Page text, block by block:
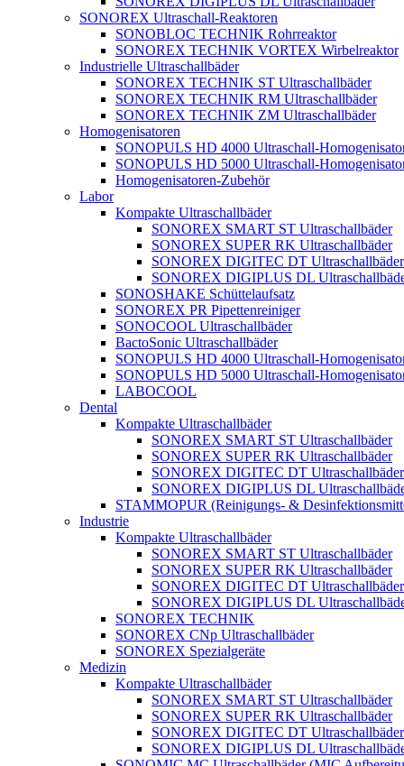
SONOREX Ultraschall-Reaktoren
SONOBLOC TECHNIK Rohrreaktor
SONOREX TECHNIK VORTEX Wirbelreaktor
Industrielle Ultraschallbäder
SONOREX TECHNIK ST Ultraschallbäder
SONOREX TECHNIK RM Ultraschallbäder
SONOREX TECHNIK ZM Ultraschallbäder
Homogenisatoren
SONOPULS HD 4000 Ultraschall-
SONOPULS HD 5000 Ultraschall-
Homogenisatoren-Zubehör
Labor
Kompakte Ultraschallbäder
SONOREX SMART ST Ultraschallbäder
SONOREX SUPER RK Ultraschallbäder
SONOREX DIGITEC DT Ultraschallbäder
SONOREX DIGIPLUS DL
SONOSHAKE Schüttelaufsatz
SONOREX PR Pipettenreiniger
SONOCOOL Ultraschallbäder
BactoSonic Ultraschallbäder
SONOPULS HD 4000 Ultraschall-
SONOPULS HD 5000 Ultraschall-
LABOCOOL
Dental
Kompakte Ultraschallbäder
SONOREX SMART ST Ultraschallbäder
SONOREX SUPER RK Ultraschallbäder
SONOREX DIGITEC DT Ultraschallbäder
SONOREX DIGIPLUS DL
STAMMOPUR (Reinigungs- &
Industrie
Kompakte Ultraschallbäder
SONOREX SMART ST Ultraschallbäder
SONOREX SUPER RK Ultraschallbäder
SONOREX DIGITEC DT Ultraschallbäder
SONOREX DIGIPLUS DL
SONOREX TECHNIK
SONOREX CNp Ultraschallbäder
SONOREX Spezialgeräte
Medizin
Kompakte Ultraschallbäder
SONOREX SMART ST Ultraschallbäder
SONOREX SUPER RK Ultraschallbäder
SONOREX DIGITEC DT Ultraschallbäder
SONOREX DIGIPLUS DL